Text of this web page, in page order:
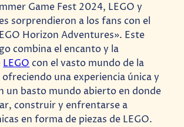
Game Fest 2024, LEGO y
sorprendieron a los fans con el
Horizon Adventures». Este
combina el encanto y la
LEGO con el vasto mundo de la
ofreciendo una experiencia única y
un basto mundo abierto en donde
construir y enfrentarse a
en forma de piezas de LEGO.